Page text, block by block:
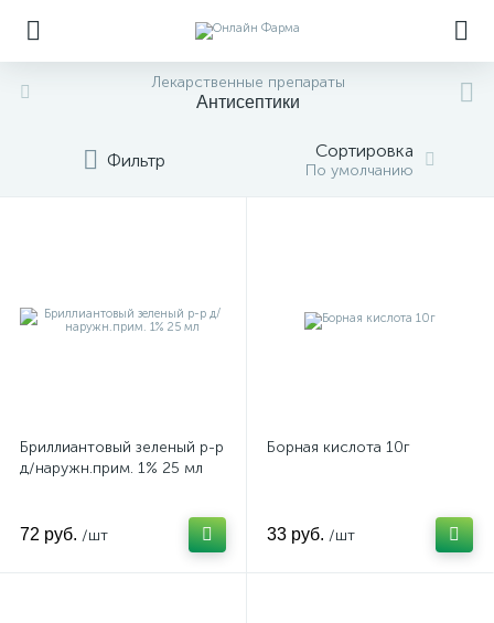
Лекарственные препараты
Антисептики
Фильтр Сортировка
По умолчанию
Бриллиантовый зеленый р-р
д/наружн.прим. 1% 25 мл
72 руб. /шт
Борная кислота 10г
33 руб. /шт